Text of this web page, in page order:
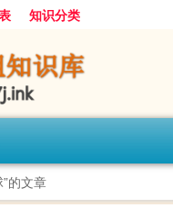
知识分类
的文章